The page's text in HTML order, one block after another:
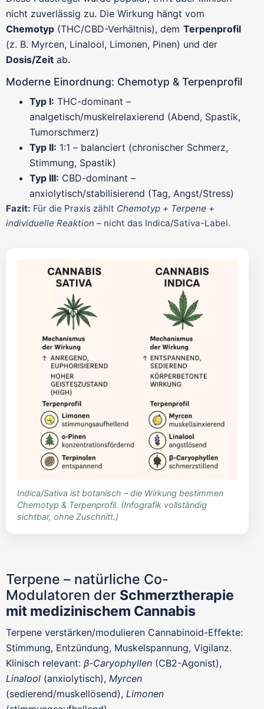
nicht zuverlässig zu. Die Wirkung hängt vom
Chemotyp (THC/CBD-Verhältnis), dem Terpenprofil
(z. B. Myrcen, Linalool, Limonen, Pinen) und der
Dosis/Zeit ab.
Moderne Einordnung: Chemotyp & Terpenprofil
Typ I: THC-dominant –
analgetisch/muskelrelaxierend (Abend, Spastik,
Tumorschmerz)
Typ II: 1:1 – balanciert (chronischer Schmerz,
Stimmung, Spastik)
Typ III: CBD-dominant –
anxiolytisch/stabilisierend (Tag, Angst/Stress)
Fazit: Für die Praxis zählt Chemotyp + Terpene +
individuelle Reaktion – nicht das Indica/Sativa-Label.
Indica/Sativa ist botanisch – die Wirkung bestimmen
Chemotyp & Terpenprofil. (Infografik vollständig
sichtbar, ohne Zuschnitt.)
Terpene – natürliche Co-
Modulatoren der Schmerztherapie
mit medizinischem Cannabis
Terpene verstärken/modulieren Cannabinoid-Effekte:
Stimmung, Entzündung, Muskelspannung, Vigilanz.
Klinisch relevant: β-Caryophyllen (CB2-Agonist),
Linalool (anxiolytisch), Myrcen
(sedierend/muskellösend), Limonen